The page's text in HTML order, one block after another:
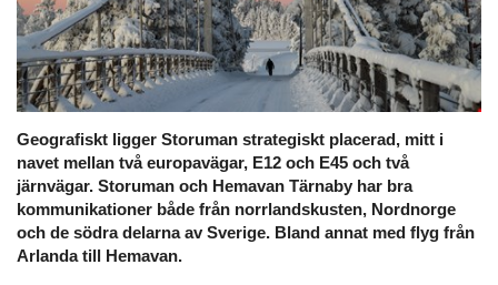
Geografiskt ligger Storuman strategiskt placerad, mitt i
navet mellan två europavägar, E12 och E45 och två
järnvägar. Storuman och Hemavan Tärnaby har bra
kommunikationer både från norrlandskusten, Nordnorge
och de södra delarna av Sverige. Bland annat med flyg från
Arlanda till Hemavan.